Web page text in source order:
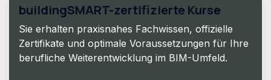
buildingSMART-zertifizierte Kurse
Sie erhalten praxisnahes Fachwissen, offizielle
Zertifikate und optimale Voraussetzungen für Ihre
berufliche Weiterentwicklung im BIM-Umfeld.